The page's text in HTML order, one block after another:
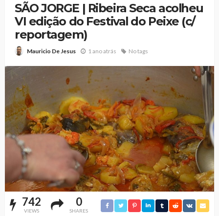
SÃO JORGE | Ribeira Seca acolheu
VI edição do Festival do Peixe (c/
reportagem)
Mauricio De Jesus 1 ano atrás No tags
742
VIEWS
0
SHARES